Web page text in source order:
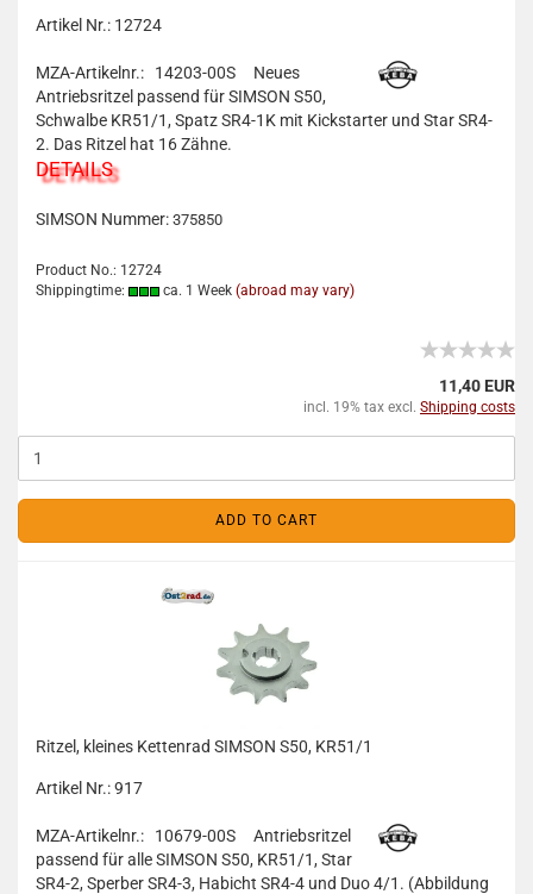
Artikel Nr.: 12724
MZA-Artikelnr.: 14203-00S
Neues
Antriebsritzel passend für SIMSON S50,
Schwalbe KR51/1, Spatz SR4-1K mit Kickstarter und Star SR4-
2. Das Ritzel hat 16 Zähne.
DETAILS
SIMSON Nummer: 375850
Product No.: 12724
Shippingtime:
ca. 1 Week (abroad may vary)
11,40 EUR
incl. 19% tax excl. Shipping costs
ADD TO CART
Ritzel, kleines Kettenrad SIMSON S50, KR51/1
Artikel Nr.: 917
MZA-Artikelnr.: 10679-00S
Antriebsritzel
passend für alle SIMSON S50, KR51/1, Star
SR4-2, Sperber SR4-3, Habicht SR4-4 und Duo 4/1. (Abbildung